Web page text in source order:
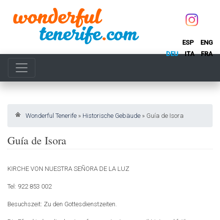
ESP
ENG
DEU
ITA FRA
Wonderful Tenerife » Historische Gebäude » Guía de Isora
Guía de Isora
KIRCHE VON NUESTRA SEÑORA DE LA LUZ
Tel: 922 853 002
Besuchszeit: Zu den Gottesdienstzeiten.